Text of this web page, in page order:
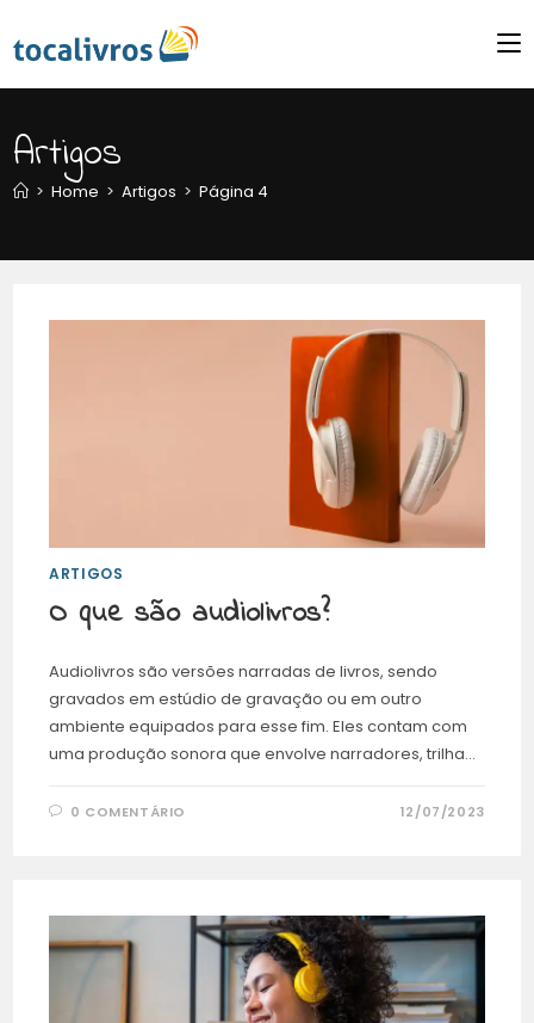
Artigos
> Home > Artigos > Página 4
ARTIGOS
O que são audiolivros?
Audiolivros são versões narradas de livros, sendo
gravados em estúdio de gravação ou em outro
ambiente equipados para esse fim. Eles contam com
uma produção sonora que envolve narradores, trilha…
0 COMENTÁRIO 12/07/2023